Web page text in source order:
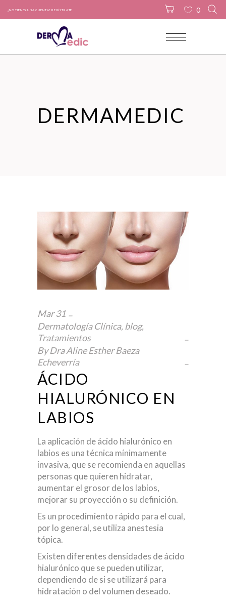
¿NO TIENES UNA CUENTA? REGÍSTRATE
No products in the cart.
0
DERMAMEDIC
Mar 31
Dermatología Clínica, blog,
Tratamientos
ByDra Aline Esther Baeza
Echeverría
ÁCIDO
HIALURÓNICO EN
LABIOS
La aplicación de ácido hialurónico en
labios es una técnica mínimamente
invasiva, que se recomienda en aquellas
personas que quieren hidratar,
aumentar el grosor de los labios,
mejorar su proyección o su definición.
Es un procedimiento rápido para el cual,
por lo general, se utiliza anestesia
tópica.
Existen diferentes densidades de ácido
hialurónico que se pueden utilizar,
dependiendo de si se utilizará para
hidratación o del volumen deseado.